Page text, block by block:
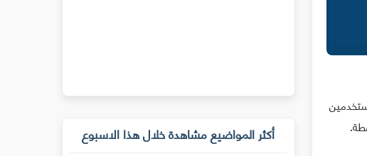
أكثر المواضيع مشاهدة خلال هذا الاسبوع